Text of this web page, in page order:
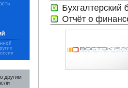
другим
Отчёт о